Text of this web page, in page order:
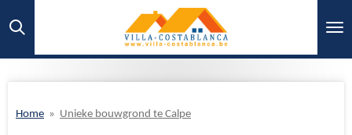
direct
Home » Unieke bouwgrond te Calpe